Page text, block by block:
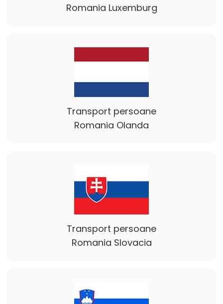
Romania Luxemburg
Transport persoane
Romania Olanda
Transport persoane
Romania Slovacia